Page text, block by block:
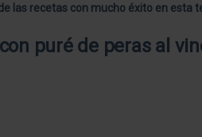
las recetas con mucho éxito en esta
puré de peras al